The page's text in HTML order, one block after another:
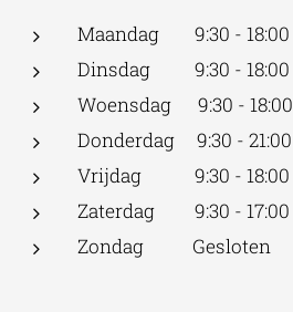
Maandag 9:30 - 18:00
Dinsdag 9:30 - 18:00
Woensdag 9:30 - 18:00
Donderdag 9:30 - 21:00
Vrijdag 9:30 - 18:00
Zaterdag 9:30 - 17:00
Zondag Gesloten